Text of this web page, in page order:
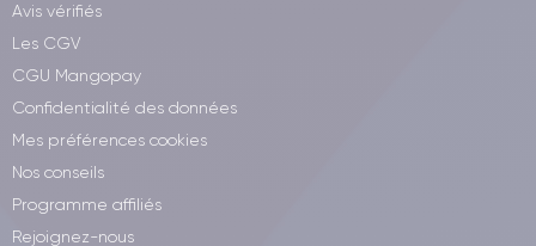
Avis vérifiés
Les CGV
CGU Mangopay
Confidentialité des données
Mes préférences cookies
Nos conseils
Programme affiliés
Rejoignez-nous